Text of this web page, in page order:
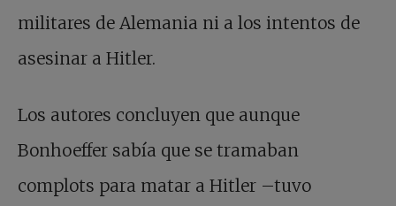
militares de Alemania ni a los intentos de
asesinar a Hitler.
Los autores concluyen que aunque
Bonhoeffer sabía que se tramaban
complots para matar a Hitler –tuvo